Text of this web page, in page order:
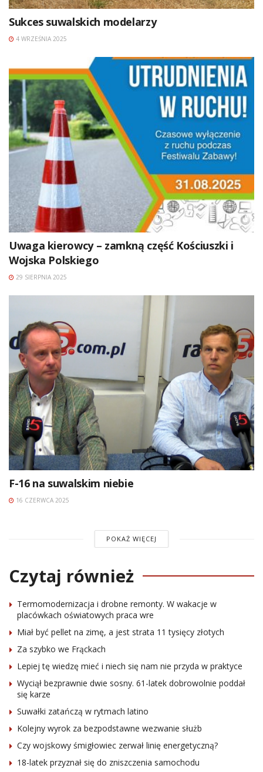
Sukces suwalskich modelarzy
4 WRZEŚNIA 2025
Uwaga kierowcy – zamkną część Kościuszki i
Wojska Polskiego
29 SIERPNIA 2025
F-16 na suwalskim niebie
16 CZERWCA 2025
POKAŻ WIĘCEJ
Czytaj również
Termomodernizacja i drobne remonty. W wakacje w
placówkach oświatowych praca wre
Miał być pellet na zimę, a jest strata 11 tysięcy złotych
Za szybko we Frąckach
Lepiej tę wiedzę mieć i niech się nam nie przyda w praktyce
Wyciął bezprawnie dwie sosny. 61-latek dobrowolnie poddał
się karze
Suwałki zatańczą w rytmach latino
Kolejny wyrok za bezpodstawne wezwanie służb
Czy wojskowy śmigłowiec zerwał linię energetyczną?
18-latek przyznał się do zniszczenia samochodu